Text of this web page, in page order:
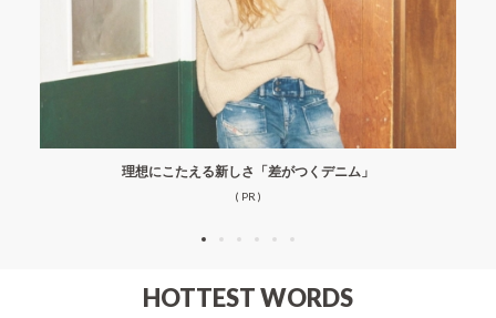
理想にこたえる新しさ「差がつくデニム」
( PR )
HOTTEST WORDS